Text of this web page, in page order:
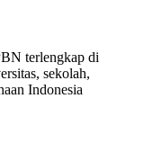
terlengkap di
sekolah,
Indonesia